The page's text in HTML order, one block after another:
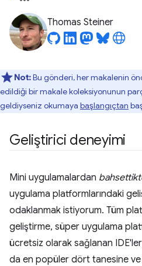
Thomas Steiner
Not:Bu gönderi, her makalenin
edildiği bir makale koleksiyonunun
geldiyseniz okumaya başlangıçtan
Geliştirici deneyimi
Mini uygulamalardan
uygulama platformlarındaki
odaklanmak istiyorum. Tüm
geliştirme, süper uygulama
ücretsiz olarak sağlanan
da en popüler dört tanesine ve